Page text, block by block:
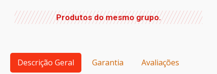
Produtos do mesmo grupo.
Descrição Geral Garantia
Avaliações